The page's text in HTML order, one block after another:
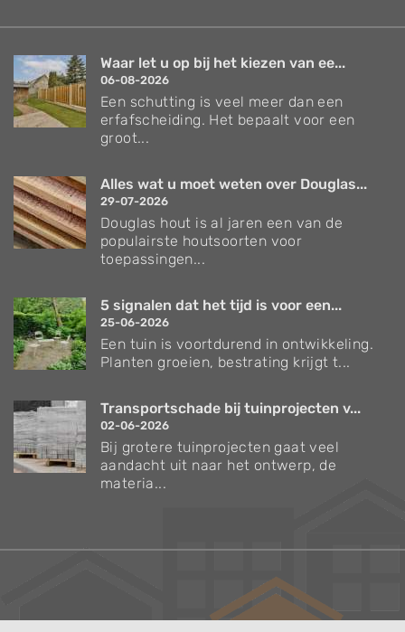
Waar let u op bij het kiezen van ee...
06-08-2026
Een schutting is veel meer dan een
erfafscheiding. Het bepaalt voor een
groot...
Alles wat u moet weten over Douglas...
29-07-2026
Douglas hout is al jaren een van de
populairste houtsoorten voor
toepassingen...
5 signalen dat het tijd is voor een...
25-06-2026
Een tuin is voortdurend in ontwikkeling.
Planten groeien, bestrating krijgt t...
Transportschade bij tuinprojecten v...
02-06-2026
Bij grotere tuinprojecten gaat veel
aandacht uit naar het ontwerp, de
materia...
Inspiratie voor uw tuin en terras
De belangrijkste tuinwerkzaamheden voor de